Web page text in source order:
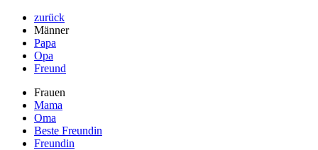
zurück
Männer
Papa
Opa
Freund
Frauen
Mama
Oma
Beste Freundin
Freundin